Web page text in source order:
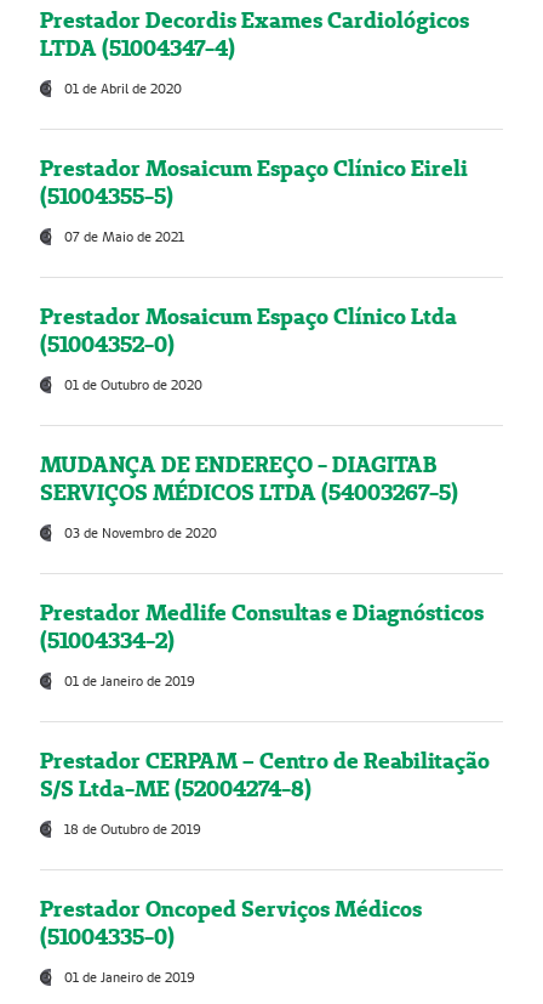
Prestador Decordis Exames Cardiológicos
LTDA (51004347-4)
01 de Abril de 2020
Prestador Mosaicum Espaço Clínico Eireli
(51004355-5)
07 de Maio de 2021
Prestador Mosaicum Espaço Clínico Ltda
(51004352-0)
01 de Outubro de 2020
MUDANÇA DE ENDEREÇO - DIAGITAB
SERVIÇOS MÉDICOS LTDA (54003267-5)
03 de Novembro de 2020
Prestador Medlife Consultas e Diagnósticos
(51004334-2)
01 de Janeiro de 2019
Prestador CERPAM – Centro de Reabilitação
S/S Ltda-ME (52004274-8)
18 de Outubro de 2019
Prestador Oncoped Serviços Médicos
(51004335-0)
01 de Janeiro de 2019